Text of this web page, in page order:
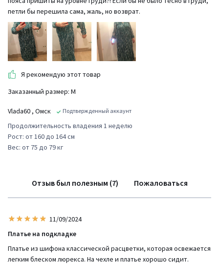
петли бы перешила сама, жаль, но возврат.
Я рекомендую этот товар
Заказанный размер: М
Vlada60 , Омск Подтвержденный аккаунт
Продолжительность владения 1 неделю
Рост: от 160 до 164 см
Вес: от 75 до 79 кг
Отзыв был полезным (7) Пожаловаться
11/09/2024
Платье на подкладке
Платье из шифона классической расцветки, которая освежается
легким блеском люрекса. На чехле и платье хорошо сидит.